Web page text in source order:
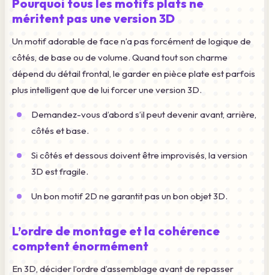
Pourquoi tous les motifs plats ne
méritent pas une version 3D
Un motif adorable de face n’a pas forcément de logique de
côtés, de base ou de volume. Quand tout son charme
dépend du détail frontal, le garder en pièce plate est parfois
plus intelligent que de lui forcer une version 3D.
Demandez-vous d’abord s’il peut devenir avant, arrière,
côtés et base.
Si côtés et dessous doivent être improvisés, la version
3D est fragile.
Un bon motif 2D ne garantit pas un bon objet 3D.
L’ordre de montage et la cohérence
comptent énormément
En 3D, décider l’ordre d’assemblage avant de repasser